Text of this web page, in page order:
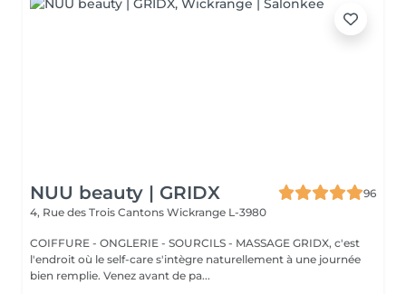
NUU beauty | GRIDX
96
4, Rue des Trois Cantons Wickrange L-3980
COIFFURE - ONGLERIE - SOURCILS - MASSAGE GRIDX, c'est
l'endroit où le self-care s'intègre naturellement à une journée
bien remplie. Venez avant de pa...